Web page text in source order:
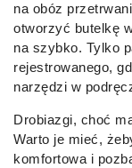
na obóz
otworzyć butelkę
na szybko. Tylko
rejestrowanego,
narzędzi w
Drobiazgi, choć
Warto je mieć,
komfortowa i